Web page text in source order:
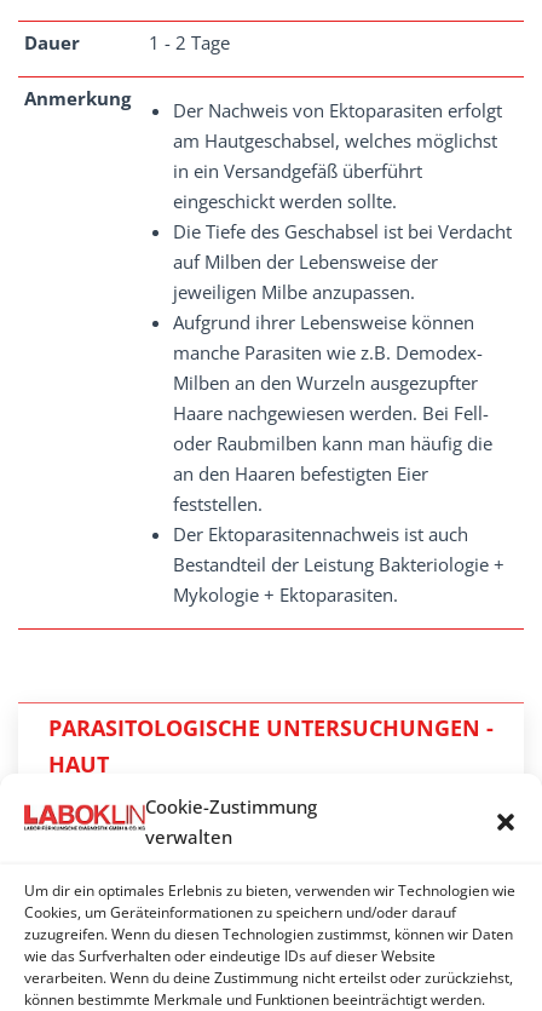
Cookie-Zustimmung
verwalten
Um dir ein optimales Erlebnis zu bieten, verwenden wir Technologien wie
Cookies, um Geräteinformationen zu speichern und/oder darauf
zuzugreifen. Wenn du diesen Technologien zustimmst, können wir Daten
wie das Surfverhalten oder eindeutige IDs auf dieser Website
verarbeiten. Wenn du deine Zustimmung nicht erteilst oder zurückziehst,
können bestimmte Merkmale und Funktionen beeinträchtigt werden.
Dauer 1 - 2 Tage
Anmerkung
Der Nachweis von Ektoparasiten erfolgt
am Hautgeschabsel, welches möglichst
in ein Versandgefäß überführt
eingeschickt werden sollte.
Die Tiefe des Geschabsel ist bei Verdacht
auf Milben der Lebensweise der
jeweiligen Milbe anzupassen.
Aufgrund ihrer Lebensweise können
manche Parasiten wie z.B. Demodex-
Milben an den Wurzeln ausgezupfter
Haare nachgewiesen werden. Bei Fell-
oder Raubmilben kann man häufig die
an den Haaren befestigten Eier
feststellen.
Der Ektoparasitennachweis ist auch
Bestandteil der Leistung Bakteriologie +
Mykologie + Ektoparasiten.
PARASITOLOGISCHE UNTERSUCHUNGEN -
HAUT
Bakteriologie + Mykologie + Ektoparasiten
Demodex gatoi (Katze) - PCR
Ektoparasiten
Sarcoptes scabiei var. canis - PCR